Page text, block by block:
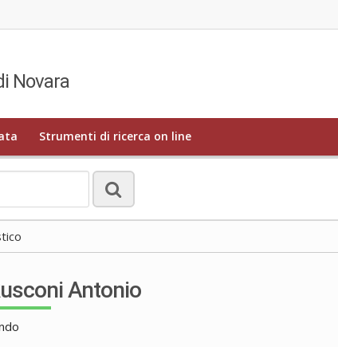
Novara
Strumenti di ricerca on line
Antonio